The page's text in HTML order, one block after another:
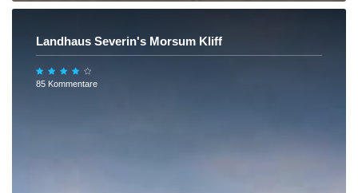
Landhaus Severin's Morsum Kliff
85 Kommentare